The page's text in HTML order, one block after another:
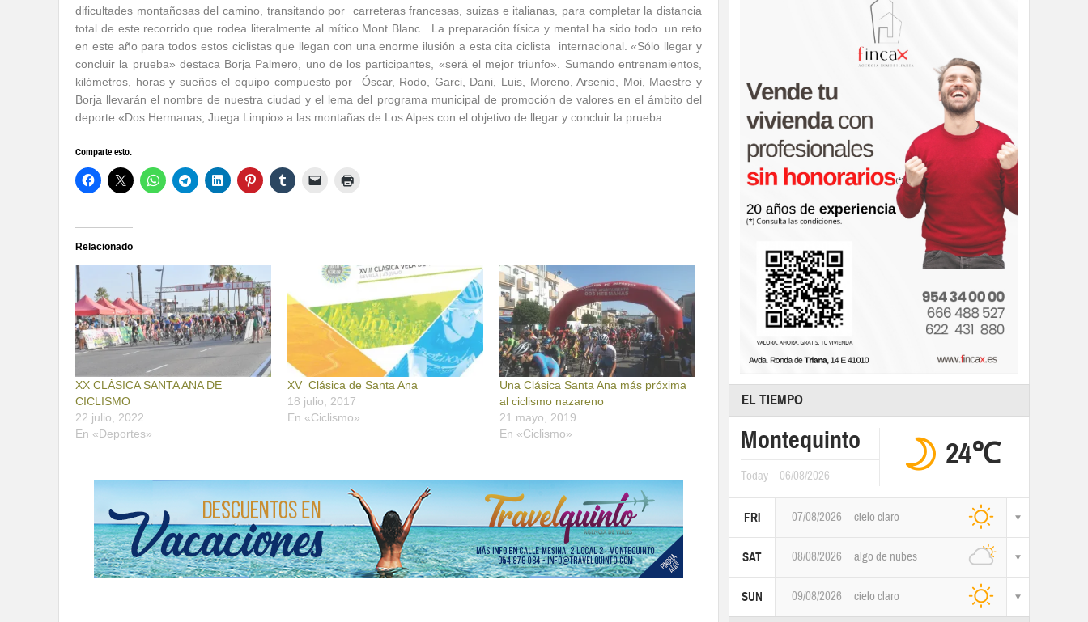
dificultades montañosas del camino, transitando por carreteras francesas, suizas e italianas, para completar la distancia
total de este recorrido que rodea literalmente al mítico Mont Blanc. La preparación física y mental ha sido todo un reto
en este año para todos estos ciclistas que llegan con una enorme ilusión a esta cita ciclista internacional. «Sólo llegar y
concluir la prueba» destaca Borja Palmero, uno de los participantes, «será el mejor triunfo». Sumando entrenamientos,
kilómetros, horas y sueños el equipo compuesto por Óscar, Rodo, Garci, Dani, Luis, Moreno, Arsenio, Moi, Maestre y
Borja llevarán el nombre de nuestra ciudad y el lema del programa municipal de promoción de valores en el ámbito del
deporte «Dos Hermanas, Juega Limpio» a las montañas de Los Alpes con el objetivo de llegar y concluir la prueba.
Comparte esto:
Relacionado
XX CLÁSICA SANTA ANA DE
CICLISMO
22 julio, 2022
En «Deportes»
XV Clásica de Santa Ana
18 julio, 2017
En «Ciclismo»
Una Clásica Santa Ana más próxima
al ciclismo nazareno
21 mayo, 2019
En «Ciclismo»
EL TIEMPO
Montequinto
Today 06/08/2026
24℃
FRI 07/08/2026 cielo claro
SAT 08/08/2026 algo de nubes
SUN 09/08/2026 cielo claro